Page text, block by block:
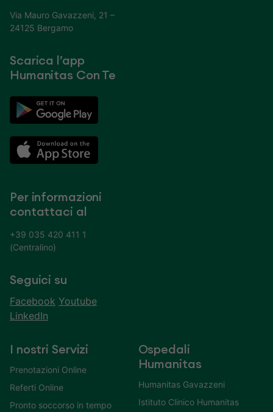
Via Mauro Gavazzeni, 21 –
24125 Bergamo
Scarica l’app
Humanitas Con Te
Per informazioni
contattaci al
+39 035 420 411 1
(Centralino)
Seguici su
Facebook Youtube
LinkedIn
I nostri Servizi
Prenotazioni Online
Referti Online
Pronto soccorso in tempo
Ospedali
Humanitas
Humanitas Gavazzeni
Istituto Clinico Humanitas